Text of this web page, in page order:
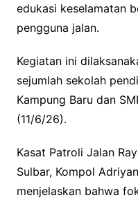
edukasi keselamatan
pengguna jalan.
Kegiatan ini
sejumlah sekolah
Kampung Baru dan
(11/6/26).
Kasat Patroli Jalan
Sulbar, Kompol
menjelaskan bahwa